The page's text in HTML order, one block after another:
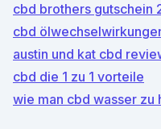
cbd brothers gutschein
cbd
austin und kat cbd
cbd die 1 zu 1 vorteile
wie man cbd wasser zu